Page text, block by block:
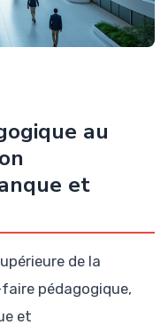
au
et
de la
pédagogique,
et